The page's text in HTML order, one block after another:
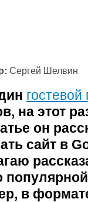
Сергей Шелвин
гостевой
на этот
он
сайт в
в